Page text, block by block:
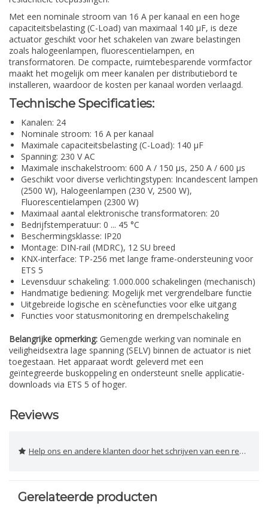
Met een nominale stroom van 16 A per kanaal en een hoge
capaciteitsbelasting (C-Load) van maximaal 140 µF, is deze
actuator geschikt voor het schakelen van zware belastingen
zoals halogeenlampen, fluorescentielampen, en
transformatoren. De compacte, ruimtebesparende vormfactor
maakt het mogelijk om meer kanalen per distributiebord te
installeren, waardoor de kosten per kanaal worden verlaagd.
Technische Specificaties:
Kanalen: 24
Nominale stroom: 16 A per kanaal
Maximale capaciteitsbelasting (C-Load): 140 µF
Spanning: 230 V AC
Maximale inschakelstroom: 600 A / 150 µs, 250 A / 600 µs
Geschikt voor diverse verlichtingstypen: Incandescent lampen
(2500 W), Halogeenlampen (230 V, 2500 W),
Fluorescentielampen (2300 W)
Maximaal aantal elektronische transformatoren: 20
Bedrijfstemperatuur: 0 ... 45 °C
Beschermingsklasse: IP20
Montage: DIN-rail (MDRC), 12 SU breed
KNX-interface: TP-256 met lange frame-ondersteuning voor
ETS 5
Levensduur schakeling: 1.000.000 schakelingen (mechanisch)
Handmatige bediening: Mogelijk met vergrendelbare functie
Uitgebreide logische en scènefuncties voor elke uitgang
Functies voor statusmonitoring en drempelschakeling
Belangrijke opmerking: Gemengde werking van nominale en
veiligheidsextra lage spanning (SELV) binnen de actuator is niet
toegestaan. Het apparaat wordt geleverd met een
geïntegreerde buskoppeling en ondersteunt snelle applicatie-
downloads via ETS 5 of hoger.
Reviews
Help ons en andere klanten door het schrijven van een review
Gerelateerde producten